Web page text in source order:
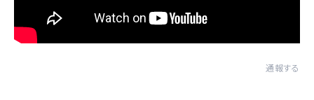
通報する